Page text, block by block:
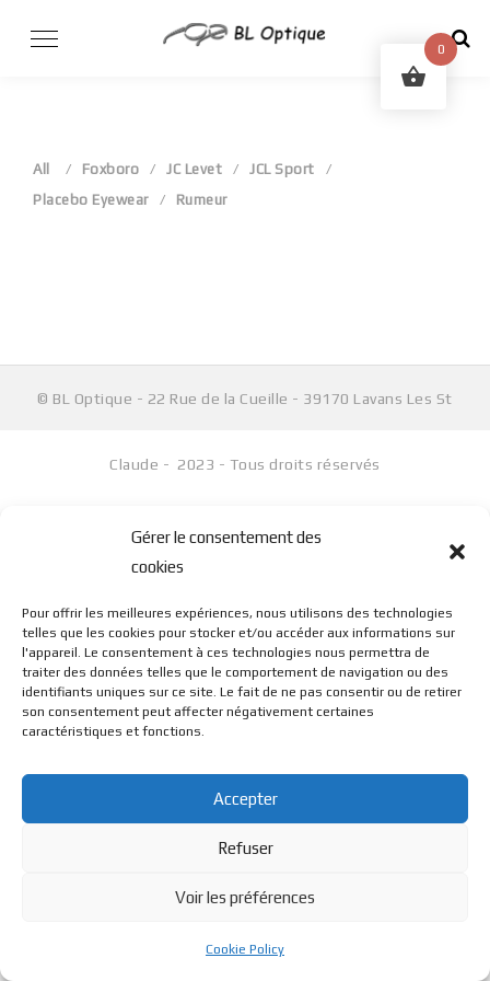
Gérer le consentement des
cookies
Pour offrir les meilleures expériences, nous utilisons des technologies
telles que les cookies pour stocker et/ou accéder aux informations sur
l'appareil. Le consentement à ces technologies nous permettra de
traiter des données telles que le comportement de navigation ou des
identifiants uniques sur ce site. Le fait de ne pas consentir ou de retirer
son consentement peut affecter négativement certaines
caractéristiques et fonctions.
Accepter
Refuser
Voir les préférences
Cookie Policy
All Foxboro JC Levet
JCL Sport
Placebo Eyewear
Rumeur
© BL Optique - 22 Rue de la Cueille - 39170 Lavans Les St
Claude - 2023 - Tous droits réservés
0